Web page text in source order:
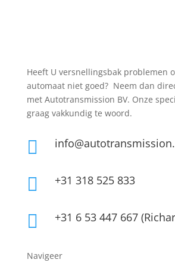
Heeft U versnellingsbak problemen
automaat niet goed? Neem dan
met Autotransmission BV. Onze
graag vakkundig te woord.

 +31 318 525 833
 +31 6 53 447 667
Navigeer